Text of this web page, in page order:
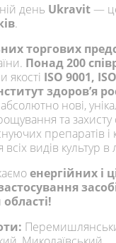
день Ukravit —
.
торгових
Понад 200
якості ISO 9001,
здоров’я
нові,
та
препаратів і
видів культур
енергійних і